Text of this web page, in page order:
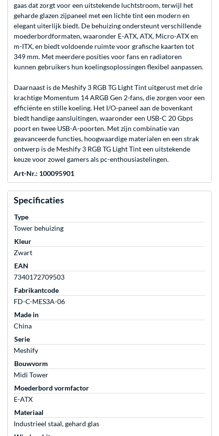
gaas dat zorgt voor een uitstekende luchtstroom, terwijl het
geharde glazen zijpaneel met een lichte tint een modern en
elegant uiterlijk biedt. De behuizing ondersteunt verschillende
moederbordformaten, waaronder E-ATX, ATX, Micro-ATX en
m-ITX, en biedt voldoende ruimte voor grafische kaarten tot
349 mm. Met meerdere posities voor fans en radiatoren
kunnen gebruikers hun koelingsoplossingen flexibel aanpassen.
Daarnaast is de Meshify 3 RGB TG Light Tint uitgerust met drie
krachtige Momentum 14 ARGB Gen 2-fans, die zorgen voor een
efficiënte en stille koeling. Het I/O-paneel aan de bovenkant
biedt handige aansluitingen, waaronder een USB-C 20 Gbps
poort en twee USB-A-poorten. Met zijn combinatie van
geavanceerde functies, hoogwaardige materialen en een strak
ontwerp is de Meshify 3 RGB TG Light Tint een uitstekende
keuze voor zowel gamers als pc-enthousiastelingen.
Art-Nr.: 100095901
Specificaties
Type
Tower behuizing
Kleur
Zwart
EAN
7340172709503
Fabrikantcode
FD-C-MES3A-06
Made in
China
Serie
Meshify
Bouwvorm
Midi Tower
Moederbord vormfactor
E-ATX
Materiaal
Industrieel staal, gehard glas